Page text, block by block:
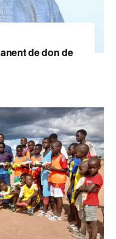
de don de